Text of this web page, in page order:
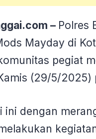
– Polres
Mayday di
pegiat
(29/5/2025)
ini dengan